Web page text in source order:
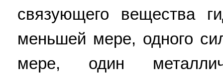
связующего вещества
меньшей мере, одного
мере, один